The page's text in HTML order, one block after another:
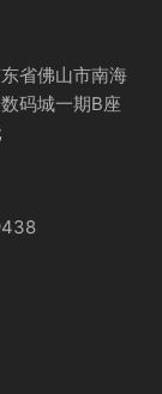
省佛山市南海
码城一期B座